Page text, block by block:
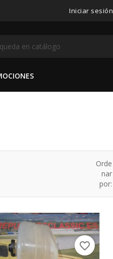
Iniciar sesión
Orde
nar
por:
favorite_border